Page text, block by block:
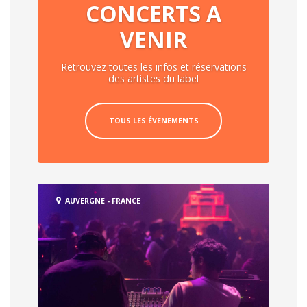
CONCERTS A
VENIR
Retrouvez toutes les infos et réservations
des artistes du label
TOUS LES ÉVENEMENTS
AUVERGNE - FRANCE